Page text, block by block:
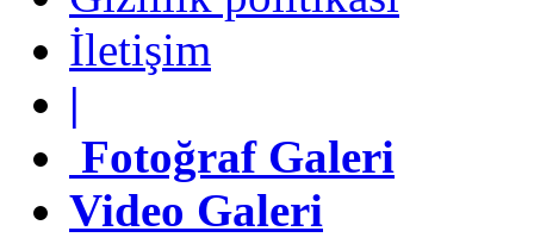
İletişim
Fotoğraf Galeri
Video Galeri
İletişim
|
Fotoğraf Galeri
Video Galeri